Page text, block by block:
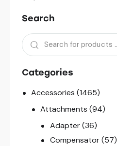
Search
Categories
Accessories (1465)
Attachments (94)
Adapter (36)
Compensator (57)